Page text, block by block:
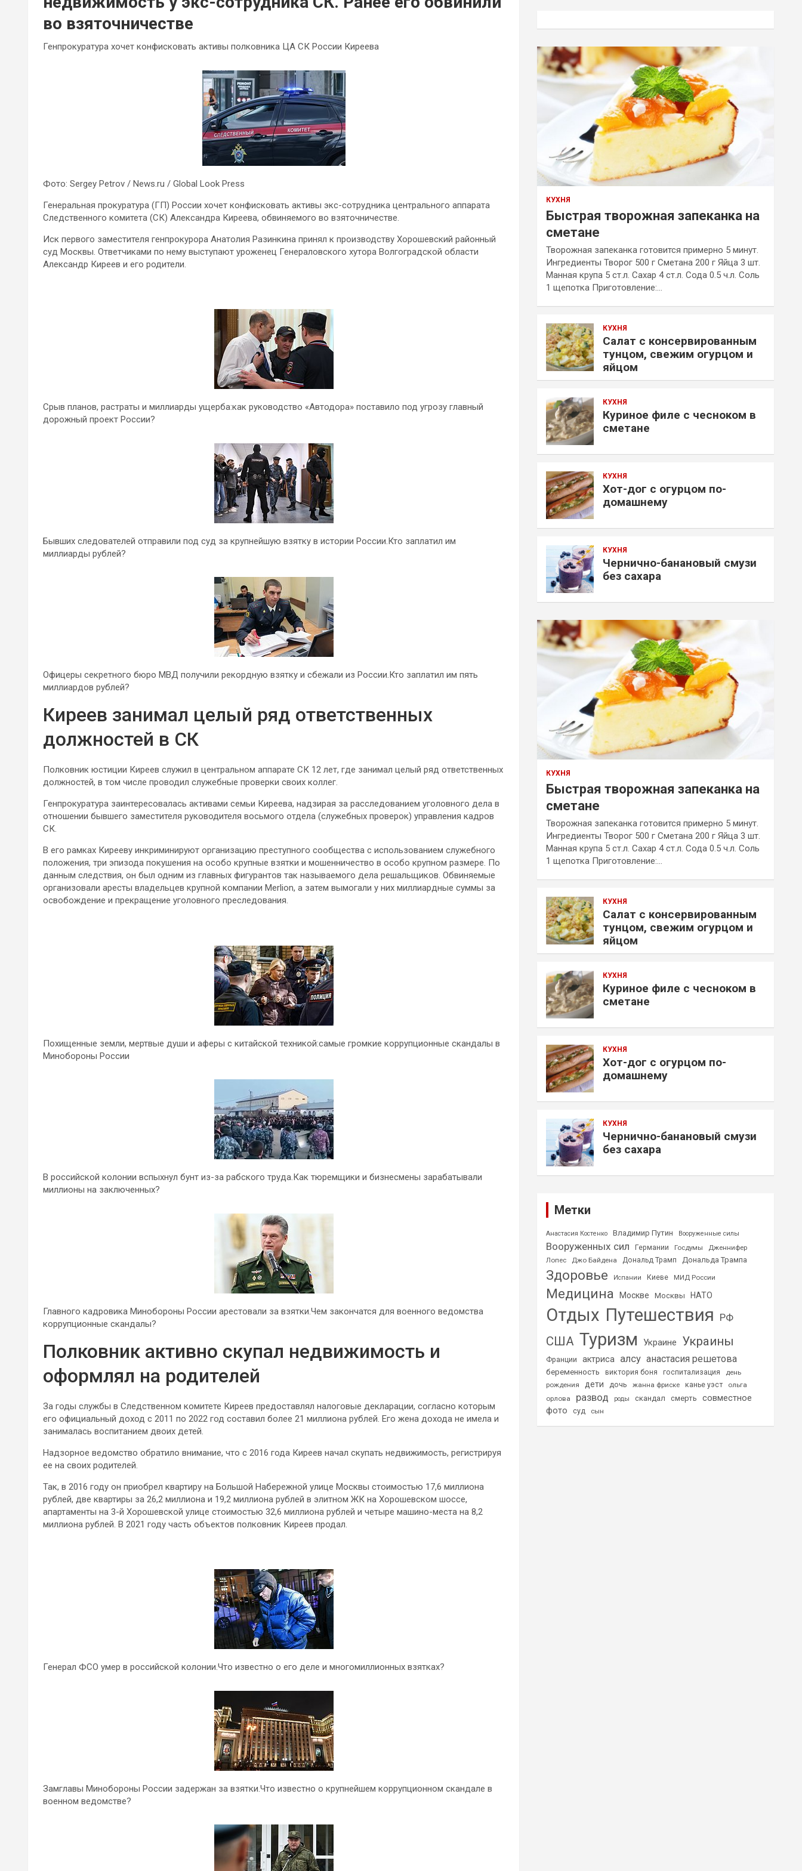
во взяточничестве
Генпрокуратура хочет конфисковать активы полковника ЦА CК России Киреева
Фото: Sergey Petrov / News.ru / Global Look Press
Генеральная прокуратура (ГП) России хочет конфисковать активы экс-сотрудника центрального аппарата
Следственного комитета (СК) Александра Киреева, обвиняемого во взяточничестве.
Иск первого заместителя генпрокурора Анатолия Разинкина принял к производству Хорошевский районный
суд Москвы. Ответчиками по нему выступают уроженец Генераловского хутора Волгоградской области
Александр Киреев и его родители.
Срыв планов, растраты и миллиарды ущерба:как руководство «Автодора» поставило под угрозу главный
дорожный проект России?
Бывших следователей отправили под суд за крупнейшую взятку в истории России.Кто заплатил им
миллиарды рублей?
Офицеры секретного бюро МВД получили рекордную взятку и сбежали из России.Кто заплатил им пять
миллиардов рублей?
Киреев занимал целый ряд ответственных
должностей в СК
Полковник юстиции Киреев служил в центральном аппарате СК 12 лет, где занимал целый ряд ответственных
должностей, в том числе проводил служебные проверки своих коллег.
Генпрокуратура заинтересовалась активами семьи Киреева, надзирая за расследованием уголовного дела в
отношении бывшего заместителя руководителя восьмого отдела (служебных проверок) управления кадров
СК.
В его рамках Кирееву инкриминируют организацию преступного сообщества с использованием служебного
положения, три эпизода покушения на особо крупные взятки и мошенничество в особо крупном размере. По
данным следствия, он был одним из главных фигурантов так называемого дела решальщиков. Обвиняемые
организовали аресты владельцев крупной компании Merlion, а затем вымогали у них миллиардные суммы за
освобождение и прекращение уголовного преследования.
Похищенные земли, мертвые души и аферы с китайской техникой:самые громкие коррупционные скандалы в
Минобороны России
В российской колонии вспыхнул бунт из-за рабского труда.Как тюремщики и бизнесмены зарабатывали
миллионы на заключенных?
Главного кадровика Минобороны России арестовали за взятки.Чем закончатся для военного ведомства
коррупционные скандалы?
Полковник активно скупал недвижимость и
оформлял на родителей
За годы службы в Следственном комитете Киреев предоставлял налоговые декларации, согласно которым
его официальный доход с 2011 по 2022 год составил более 21 миллиона рублей. Его жена дохода не имела и
занималась воспитанием двоих детей.
Надзорное ведомство обратило внимание, что с 2016 года Киреев начал скупать недвижимость, регистрируя
ее на своих родителей.
Так, в 2016 году он приобрел квартиру на Большой Набережной улице Москвы стоимостью 17,6 миллиона
рублей, две квартиры за 26,2 миллиона и 19,2 миллиона рублей в элитном ЖК на Хорошевском шоссе,
апартаменты на 3-й Хорошевской улице стоимостью 32,6 миллиона рублей и четыре машино-места на 8,2
миллиона рублей. В 2021 году часть объектов полковник Киреев продал.
Генерал ФСО умер в российской колонии.Что известно о его деле и многомиллионных взятках?
Замглавы Минобороны России задержан за взятки.Что известно о крупнейшем коррупционном скандале в
военном ведомстве?
КУХНЯ
Быстрая творожная запеканка на
сметане
Творожная запеканка готовится примерно 5 минут.
Ингредиенты Творог 500 г Сметана 200 г Яйца 3 шт.
Манная крупа 5 ст.л. Сахар 4 ст.л. Сода 0.5 ч.л. Соль
1 щепотка Приготовление:…
КУХНЯ
Салат с консервированным
тунцом, свежим огурцом и
яйцом
КУХНЯ
Куриное филе с чесноком в
сметане
КУХНЯ
Хот-дог с огурцом по-
домашнему
КУХНЯ
Чернично-банановый смузи
без сахара
КУХНЯ
Быстрая творожная запеканка на
сметане
Творожная запеканка готовится примерно 5 минут.
Ингредиенты Творог 500 г Сметана 200 г Яйца 3 шт.
Манная крупа 5 ст.л. Сахар 4 ст.л. Сода 0.5 ч.л. Соль
1 щепотка Приготовление:…
КУХНЯ
Салат с консервированным
тунцом, свежим огурцом и
яйцом
КУХНЯ
Куриное филе с чесноком в
сметане
КУХНЯ
Хот-дог с огурцом по-
домашнему
КУХНЯ
Чернично-банановый смузи
без сахара
Метки
Анастасия Костенко Владимир Путин Вооруженные силы
Вооруженных сил Германии Госдумы
Дженнифер
Лопес
Джо Байдена Дональд Трамп Дональда Трампа
Здоровье Испании Киеве МИД России
Медицина Москве Москвы НАТО
Отдых Путешествия РФ
США Туризм Украине Украины
Франции актриса алсу анастасия решетова
беременность виктория боня госпитализация
день
рождения
дети дочь жанна фриске канье уэст
ольга
орлова
развод роды скандал смерть
совместное
фото
суд сын